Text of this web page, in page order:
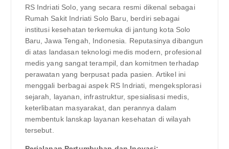
RS Indriati Solo, yang secara resmi dikenal sebagai
Rumah Sakit Indriati Solo Baru, berdiri sebagai
institusi kesehatan terkemuka di jantung kota Solo
Baru, Jawa Tengah, Indonesia. Reputasinya dibangun
di atas landasan teknologi medis modern, profesional
medis yang sangat terampil, dan komitmen terhadap
perawatan yang berpusat pada pasien. Artikel ini
menggali berbagai aspek RS Indriati, mengeksplorasi
sejarah, layanan, infrastruktur, spesialisasi medis,
keterlibatan masyarakat, dan perannya dalam
membentuk lanskap layanan kesehatan di wilayah
tersebut.